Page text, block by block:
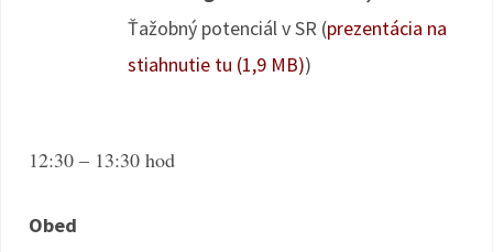
Ťažobný potenciál v SR (prezentácia na
stiahnutie tu (1,9 MB))
12:30 – 13:30 hod
Obed